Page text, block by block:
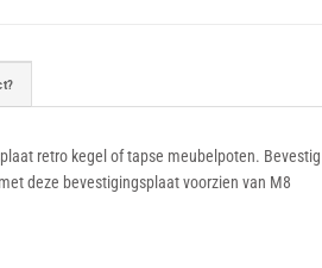
retro kegel of tapse meubelpoten. Bevestig
deze bevestigingsplaat voorzien van M8